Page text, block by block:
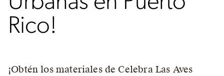
Rico!
¡Obtén los materiales de Celebra Las Aves